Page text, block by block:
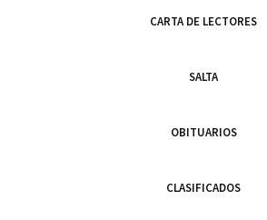
CARTA DE LECTORES
SALTA
OBITUARIOS
CLASIFICADOS